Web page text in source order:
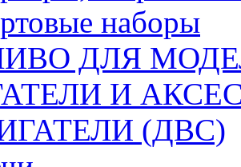
наборы
ДЛЯ
И
(ДВС)